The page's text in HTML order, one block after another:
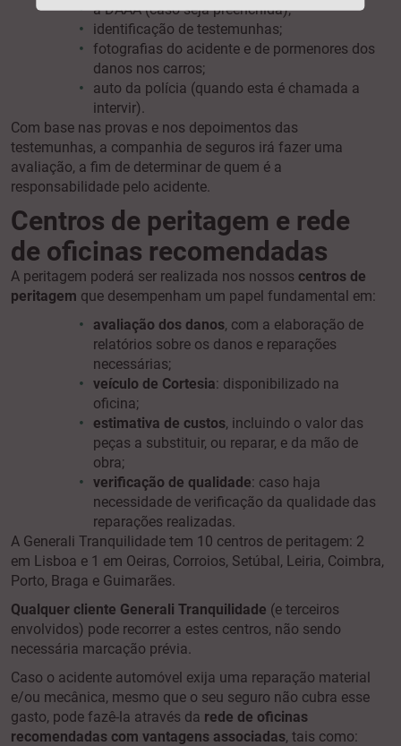
a DAAA (caso seja preenchida);
identificação de testemunhas;
fotografias do acidente e de pormenores dos
danos nos carros;
auto da polícia (quando esta é chamada a
intervir).
Com base nas provas e nos depoimentos das
testemunhas, a companhia de seguros irá fazer uma
avaliação, a fim de determinar de quem é a
responsabilidade pelo acidente.
Centros de peritagem e rede
de oficinas recomendadas
A peritagem poderá ser realizada nos nossos centros de
peritagem que desempenham um papel fundamental em:
avaliação dos danos, com a elaboração de
relatórios sobre os danos e reparações
necessárias;
veículo de Cortesia: disponibilizado na
oficina;
estimativa de custos, incluindo o valor das
peças a substituir, ou reparar, e da mão de
obra;
verificação de qualidade: caso haja
necessidade de verificação da qualidade das
reparações realizadas.
A Generali Tranquilidade tem 10 centros de peritagem: 2
em Lisboa e 1 em Oeiras, Corroios, Setúbal, Leiria, Coimbra,
Porto, Braga e Guimarães.
Qualquer cliente Generali Tranquilidade (e terceiros
envolvidos) pode recorrer a estes centros, não sendo
necessária marcação prévia.
Caso o acidente automóvel exija uma reparação material
e/ou mecânica, mesmo que o seu seguro não cubra esse
gasto, pode fazê-la através da rede de oficinas
recomendadas com vantagens associadas, tais como: